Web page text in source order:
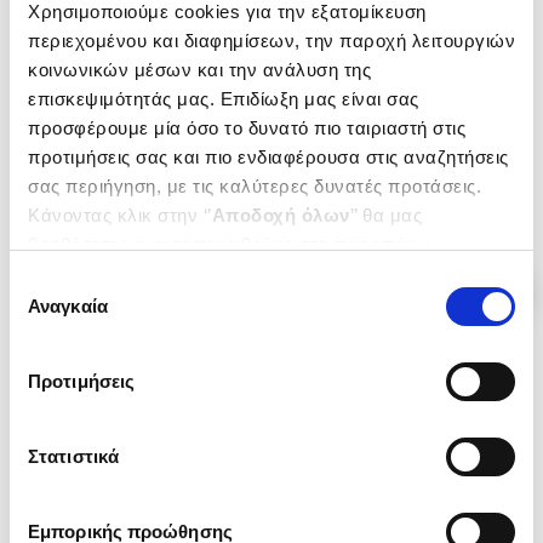
Χρησιμοποιούμε cookies για την εξατομίκευση
περιεχομένου και διαφημίσεων, την παροχή λειτουργιών
κοινωνικών μέσων και την ανάλυση της
επισκεψιμότητάς μας. Επιδίωξη μας είναι σας
προσφέρουμε μία όσο το δυνατό πιο ταιριαστή στις
προτιμήσεις σας και πιο ενδιαφέρουσα στις αναζητήσεις
σας περιήγηση, με τις καλύτερες δυνατές προτάσεις.
Κάνοντας κλικ στην ‘’Αποδοχή όλων’’ θα μας
ενδιαφέρουν και να επιλέξετε από τα παρακάτω με την
΄΄και να ενημερωθείτε σχετικά με
συγκατάθεσης
Αναγκαία
Προτιμήσεις
Στατιστικά
Εμπορικής προώθησης
ΚΡΗΤΙΚΟ ΘΕΑΤΡΟ - ΜΕΛΕΤΕΣ
ΠΑΝΑΓΙΩΤΑΚΗΣ Μ.
ΝΙΚΟΛΑΟΣ
Κωδ. Πολιτείας:3970-0178
31. 80€
Τιμή Έκδοσης
22.26€
Τιμή Πολιτείας
ΚΡΗΤΙΚΗ ΑΝΑΓΕΝΝΗΣΗ
ΜΕΛΕΤΗΜΑΤΑ ΓΙΑ ΤΟΝ
ΒΙΝΤΣΕΝΤΖΟ ΚΟΡΝΑΡΟ
ΠΑΝΑΓΙΩΤΑΚΗΣ Μ.
ΝΙΚΟΛΑΟΣ
Κωδ. Πολιτείας:3970-0209
31.80€
Τιμή Έκδοσης
22.26€
Τιμή Πολιτείας